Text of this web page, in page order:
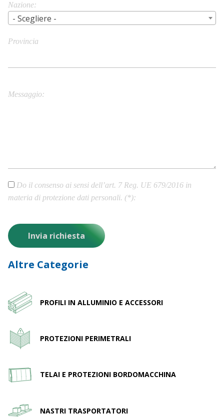
Nazione
- Scegliere -
Provincia
Messaggio
Do il consenso ai sensi dell’art. 7 Reg. UE 679/2016 in
materia di protezione dati personali. (*)
Altre Categorie
PROFILI IN ALLUMINIO E ACCESSORI
PROTEZIONI PERIMETRALI
TELAI E PROTEZIONI BORDOMACCHINA
NASTRI TRASPORTATORI